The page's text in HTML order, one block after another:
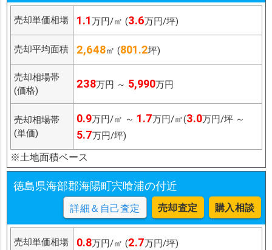
売却単価相場 1.1万円/㎡ (3.6万円/坪)
売却平均面積 2,648㎡ (801.2坪)
売却相場帯
(価格)
238万円 ～ 5,990万円
売却相場帯
(単価)
0.9万円/㎡ ～ 1.7万円/㎡(3.0万円/坪 ～
5.7万円/坪)
※土地面積ベース
徳島県海部郡海陽町宍喰浦の付近
詳細＆自己査定 売却査定 購入相談
売却単価相場 0.8万円/㎡ (2.7万円/坪)